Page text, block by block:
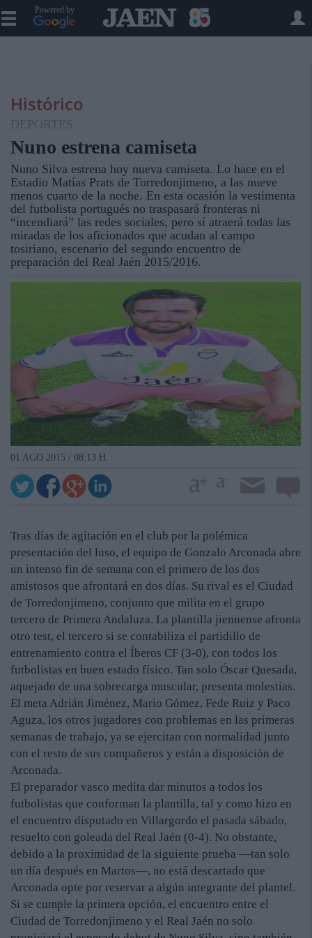
Powered by
Histórico
DEPORTES
Nuno estrena camiseta
Nuno Silva estrena hoy nueva camiseta. Lo hace en el
Estadio Matías Prats de Torredonjimeno, a las nueve
menos cuarto de la noche. En esta ocasión la vestimenta
del futbolista portugués no traspasará fronteras ni
“incendiará” las redes sociales, pero sí atraerá todas las
miradas de los aficionados que acudan al campo
tosiriano, escenario del segundo encuentro de
preparación del Real Jaén 2015/2016.
01 AGO 2015 / 08:13 H.
Tras días de agitación en el club por la polémica
presentación del luso, el equipo de Gonzalo Arconada abre
un intenso fin de semana con el primero de los dos
amistosos que afrontará en dos días. Su rival es el Ciudad
de Torredonjimeno, conjunto que milita en el grupo
tercero de Primera Andaluza. La plantilla jiennense afronta
otro test, el tercero si se contabiliza el partidillo de
entrenamiento contra el Íberos CF (3-0), con todos los
futbolistas en buen estado físico. Tan solo Óscar Quesada,
aquejado de una sobrecarga muscular, presenta molestias.
El meta Adrián Jiménez, Mario Gómez, Fede Ruiz y Paco
Aguza, los otros jugadores con problemas en las primeras
semanas de trabajo, ya se ejercitan con normalidad junto
con el resto de sus compañeros y están a disposición de
Arconada.
El preparador vasco medita dar minutos a todos los
futbolistas que conforman la plantilla, tal y como hizo en
el encuentro disputado en Villargordo el pasada sábado,
resuelto con goleada del Real Jaén (0-4). No obstante,
debido a la proximidad de la siguiente prueba —tan solo
un día después en Martos—, no está descartado que
Arconada opte por reservar a algún integrante del plantel.
Si se cumple la primera opción, el encuentro entre el
Ciudad de Torredonjimeno y el Real Jaén no solo